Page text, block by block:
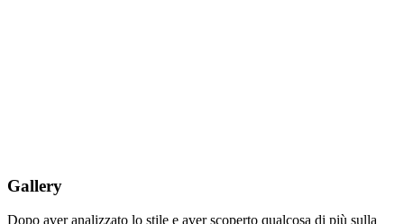
Gallery
Dopo aver analizzato lo stile e aver scoperto qualcosa di più sulla